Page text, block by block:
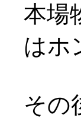
本場
はホ
その